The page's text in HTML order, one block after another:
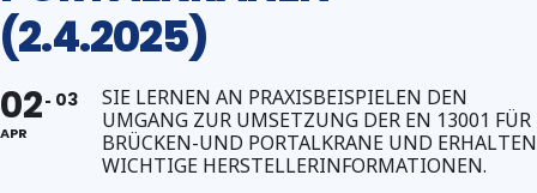
(2.4.2025)
02
APR
03
SIE LERNEN AN PRAXISBEISPIELEN DEN
UMGANG ZUR UMSETZUNG DER EN 13001 FÜR
BRÜCKEN-UND PORTALKRANE UND ERHALTEN
WICHTIGE HERSTELLERINFORMATIONEN.